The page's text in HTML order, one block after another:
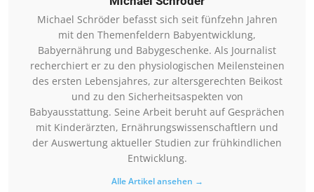
Michael Schröder befasst sich seit fünfzehn Jahren
mit den Themenfeldern Babyentwicklung,
Babyernährung und Babygeschenke. Als Journalist
recherchiert er zu den physiologischen Meilensteinen
des ersten Lebensjahres, zur altersgerechten Beikost
und zu den Sicherheitsaspekten von
Babyausstattung. Seine Arbeit beruht auf Gesprächen
mit Kinderärzten, Ernährungswissenschaftlern und
der Auswertung aktueller Studien zur frühkindlichen
Entwicklung.
Alle Artikel ansehen →